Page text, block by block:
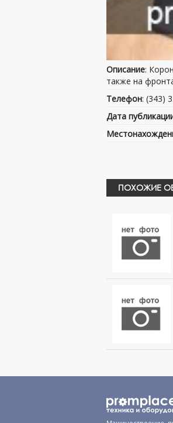
Описание:
также на
Телефон: (343)
Дата
ПОХОЖИЕ